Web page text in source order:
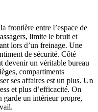
frontière entre l’espace de
limite le bruit et
lors d’un freinage. Une
de sécurité. Côté
devenir un véritable bureau
compartiments
ses affaires est un plus. Un
et plus d’efficacité. On
garde un intérieur propre,